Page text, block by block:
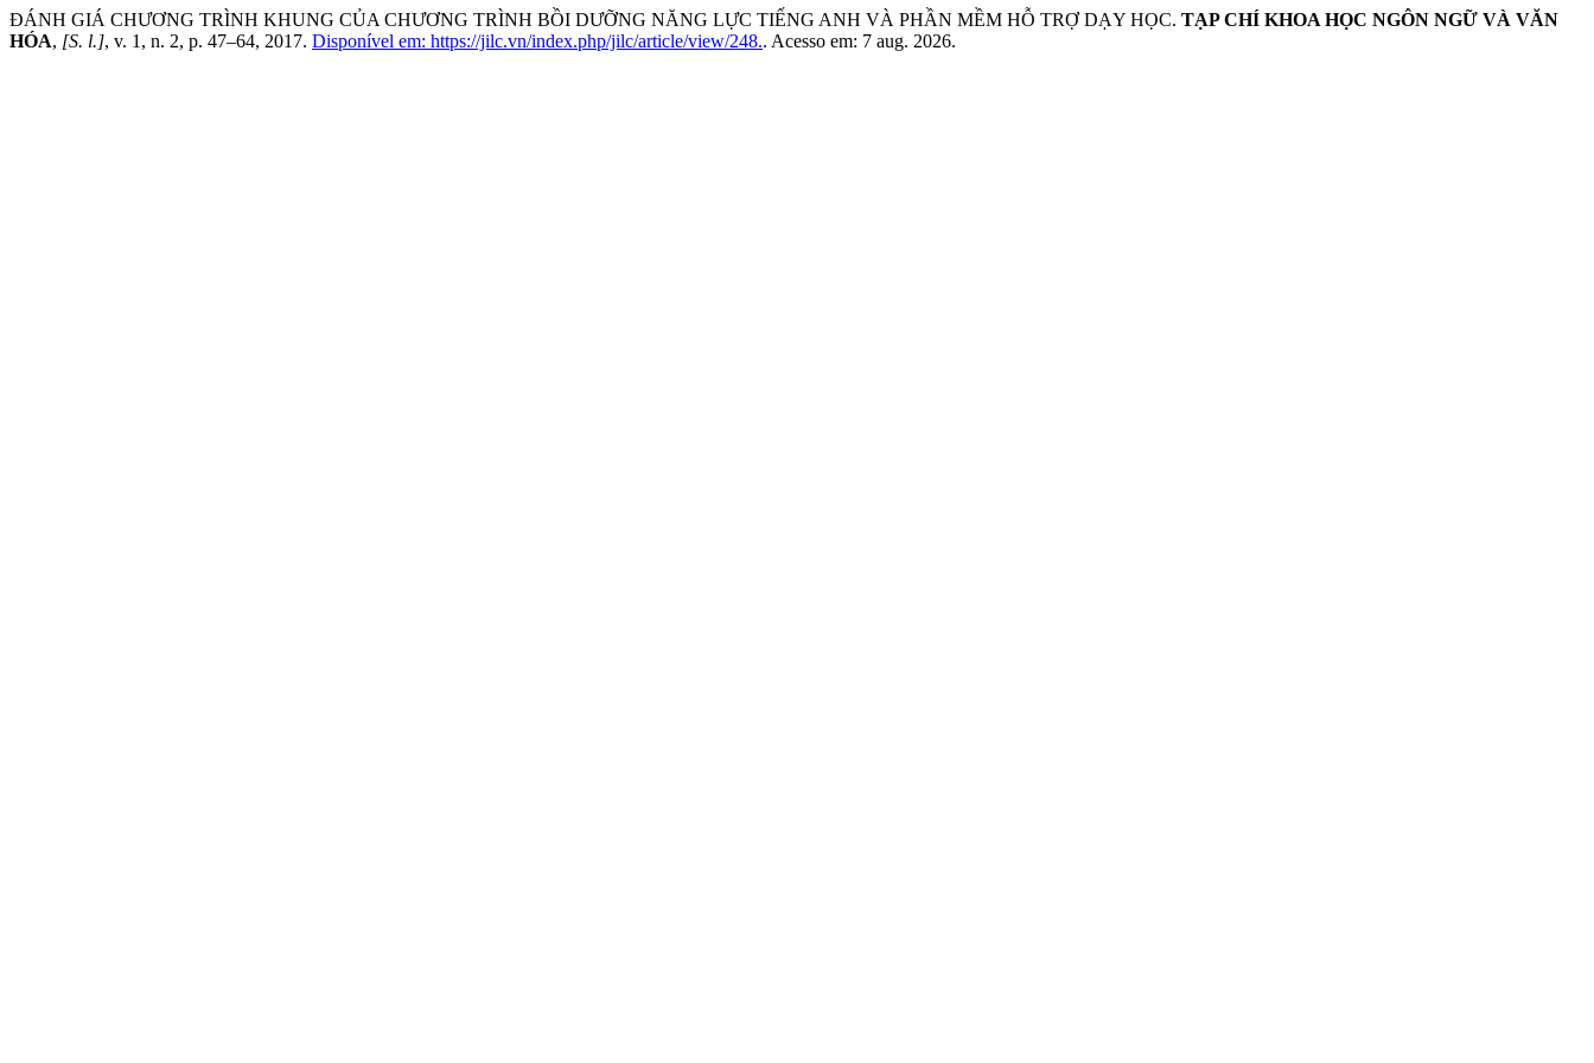
ĐÁNH GIÁ CHƯƠNG TRÌNH KHUNG CỦA CHƯƠNG TRÌNH BỒI DƯỠNG NĂNG LỰC TIẾNG ANH VÀ PHẦN MỀM HỖ TRỢ DẠY HỌC. TẠP CHÍ KHOA HỌC NGÔN NGỮ VÀ VĂN
HÓA, [S. l.], v. 1, n. 2, p. 47–64, 2017. Disponível em: https://jilc.vn/index.php/jilc/article/view/248.. Acesso em: 7 aug. 2026.